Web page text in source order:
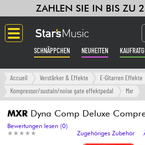
ZAHLEN SIE IN BIS ZU
SCHNÄPPCHEN NEUHEITEN
Langue
Verstärker & Effekte
Accueil Verstärker & Effekte
E-Gitarren Effekte
Kompressor/sustain/noise gate effektpedal
Mxr
MXR Dyna Comp Deluxe
★ ★ ★ ★ ★
★ ★ ★ ★ ★
Bewertungen lesen (0)
Zugehöriges Zubehör